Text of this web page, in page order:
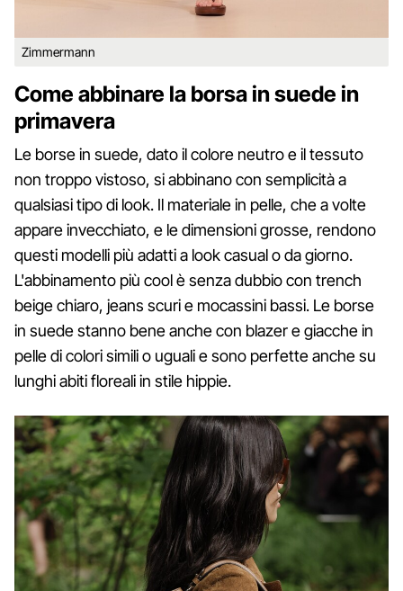
Zimmermann
Come abbinare la borsa in suede in
primavera
Le borse in suede, dato il colore neutro e il tessuto
non troppo vistoso, si abbinano con semplicità a
qualsiasi tipo di look. Il materiale in pelle, che a volte
appare invecchiato, e le dimensioni grosse, rendono
questi modelli più adatti a look casual o da giorno.
L'abbinamento più cool è senza dubbio con trench
beige chiaro, jeans scuri e mocassini bassi. Le borse
in suede stanno bene anche con blazer e giacche in
pelle di colori simili o uguali e sono perfette anche su
lunghi abiti floreali in stile hippie.